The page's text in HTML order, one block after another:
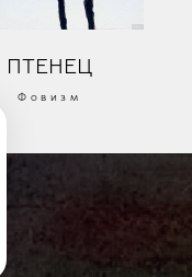
ПТЕНЕЦ
Фовизм